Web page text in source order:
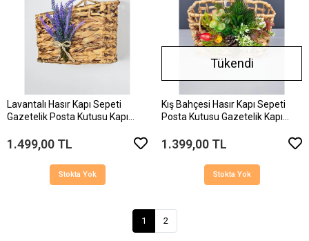
Lavantalı Hasır Kapı Sepeti
Gazetelik Posta Kutusu Kapı
1.499,00 TL
Stokta Yok
Tükendi
Kış Bahçesi Hasır Kapı Sepeti
Posta Kutusu Gazetelik Kapı
1.399,00 TL
Stokta Yok
1 2